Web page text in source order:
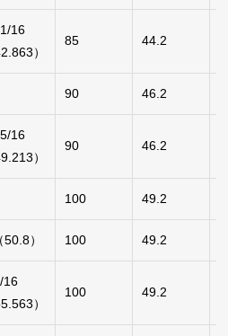
16
）
85 44.2
90 46.2
16
）
90 46.2
100 49.2
50.8） 100 49.2
16
）
100 49.2